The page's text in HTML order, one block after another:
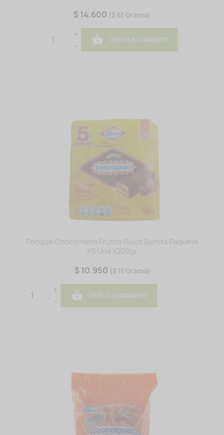
$ 14.600 ($ 61 Gramo)
+
-
 ÚSTELE AL CANASTO
Ponqué Chocorramo Frutos Rojos Barrita Paquete
X5 Und X200gr
$ 10.950 ($ 11 Gramo)
+
-
 ÚSTELE AL CANASTO